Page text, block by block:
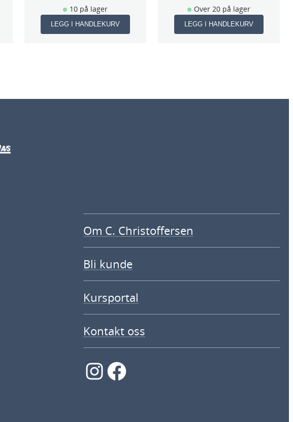
10 på lager
LEGG I HANDLEKURV
Over 20 på lager
LEGG I HANDLEKURV
Om C. Christoffersen
Bli kunde
Kursportal
Kontakt oss
InstagramFacebook